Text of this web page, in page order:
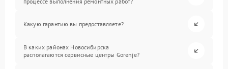
Какую гарантию вы предоставляете?
В каких районах Новосибирска
располагаются сервисные центры Gorenje?